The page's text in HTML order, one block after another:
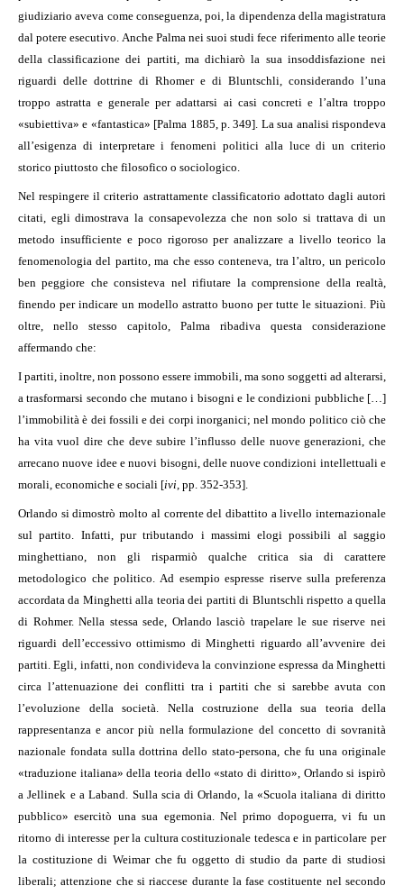
giudiziario aveva come conseguenza, poi, la dipendenza della magistratura
dal potere esecutivo. Anche Palma nei suoi studi fece riferimento alle teorie
della classificazione dei partiti, ma dichiarò la sua insoddisfazione nei
riguardi delle dottrine di Rhomer e di Bluntschli, considerando l’una
troppo astratta e generale per adattarsi ai casi concreti e l’altra troppo
«subiettiva» e «fantastica» [Palma 1885, p. 349]. La sua analisi rispondeva
all’esigenza di interpretare i fenomeni politici alla luce di un criterio
storico piuttosto che filosofico o sociologico.
Nel respingere il criterio astrattamente classificatorio adottato dagli autori
citati, egli dimostrava la consapevolezza che non solo si trattava di un
metodo insufficiente e poco rigoroso per analizzare a livello teorico la
fenomenologia del partito, ma che esso conteneva, tra l’altro, un pericolo
ben peggiore che consisteva nel rifiutare la comprensione della realtà,
finendo per indicare un modello astratto buono per tutte le situazioni. Più
oltre, nello stesso capitolo, Palma ribadiva questa considerazione
affermando che:
I partiti, inoltre, non possono essere immobili, ma sono soggetti ad alterarsi,
a trasformarsi secondo che mutano i bisogni e le condizioni pubbliche […]
l’immobilità è dei fossili e dei corpi inorganici; nel mondo politico ciò che
ha vita vuol dire che deve subire l’influsso delle nuove generazioni, che
arrecano nuove idee e nuovi bisogni, delle nuove condizioni intellettuali e
morali, economiche e sociali [ivi, pp. 352-353].
Orlando si dimostrò molto al corrente del dibattito a livello internazionale
sul partito. Infatti, pur tributando i massimi elogi possibili al saggio
minghettiano, non gli risparmiò qualche critica sia di carattere
metodologico che politico. Ad esempio espresse riserve sulla preferenza
accordata da Minghetti alla teoria dei partiti di Bluntschli rispetto a quella
di Rohmer. Nella stessa sede, Orlando lasciò trapelare le sue riserve nei
riguardi dell’eccessivo ottimismo di Minghetti riguardo all’avvenire dei
partiti. Egli, infatti, non condivideva la convinzione espressa da Minghetti
circa l’attenuazione dei conflitti tra i partiti che si sarebbe avuta con
l’evoluzione della società. Nella costruzione della sua teoria della
rappresentanza e ancor più nella formulazione del concetto di sovranità
nazionale fondata sulla dottrina dello stato-persona, che fu una originale
«traduzione italiana» della teoria dello «stato di diritto», Orlando si ispirò
a Jellinek e a Laband. Sulla scia di Orlando, la «Scuola italiana di diritto
pubblico» esercitò una sua egemonia. Nel primo dopoguerra, vi fu un
ritorno di interesse per la cultura costituzionale tedesca e in particolare per
la costituzione di Weimar che fu oggetto di studio da parte di studiosi
liberali; attenzione che si riaccese durante la fase costituente nel secondo